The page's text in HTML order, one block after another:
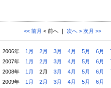
<< 前月 < 前へ ｜ 次へ > 次月 >>
2006年 1月 2月 3月 4月 5月 6月
2007年
1月 2月 3月 4月 5月 6月
2008年
1月 2月 3月 4月 5月 6月
2009年
1月 2月 3月 4月 5月 6月